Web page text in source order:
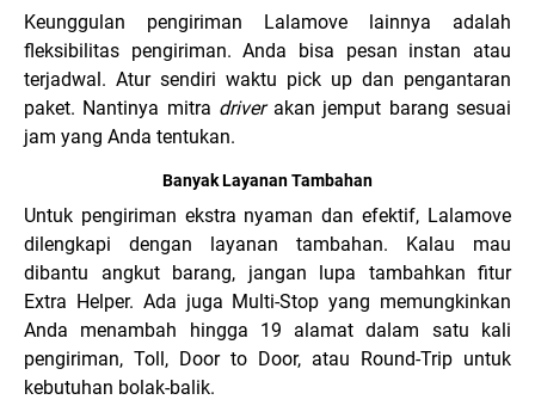
Keunggulan pengiriman Lalamove lainnya adalah
fleksibilitas pengiriman. Anda bisa pesan instan atau
terjadwal. Atur sendiri waktu pick up dan pengantaran
paket. Nantinya mitra driver akan jemput barang sesuai
jam yang Anda tentukan.
Banyak Layanan Tambahan
Untuk pengiriman ekstra nyaman dan efektif, Lalamove
dilengkapi dengan layanan tambahan. Kalau mau
dibantu angkut barang, jangan lupa tambahkan fitur
Extra Helper. Ada juga Multi-Stop yang memungkinkan
Anda menambah hingga 19 alamat dalam satu kali
pengiriman, Toll, Door to Door, atau Round-Trip untuk
kebutuhan bolak-balik.